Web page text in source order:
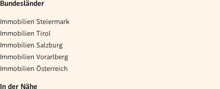
Bundesländer
Immobilien Steiermark
Immobilien Tirol
Immobilien Salzburg
Immobilien Vorarlberg
Immobilien Österreich
In der Nähe